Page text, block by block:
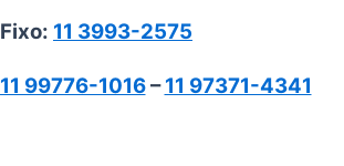
Fixo: 11 3993-2575
11 99776-1016–11 97371-4341